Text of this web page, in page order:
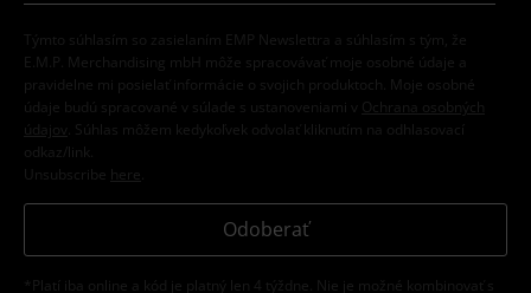
Týmto súhlasím so zasielaním EMP Newslettra a súhlasím s tým, že
E.M.P. Merchandising mbH môže spracovávať moje osobné údaje a
pravidelne mi posielať informácie o svojich produktoch. Moje osobné
údaje budú spracované v súlade s ustanoveniami v
Ochrana osobných
údajov
. Súhlas môžem kedykoľvek odvolať kliknutím na odhlasovací
odkaz/link.
Unsubscribe here
Odoberať
*Platí iba online a kód je platný len 4 týždne. Nie je možné kombinovať s